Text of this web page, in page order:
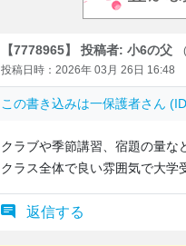
【7778965】 投稿者: 小6の父
投稿日時：2026年 03月 26日 16:48
この書き込みは一保護者さん
クラブや季節講習、宿題の量な
クラス全体で良い雰囲気で大学
返信する